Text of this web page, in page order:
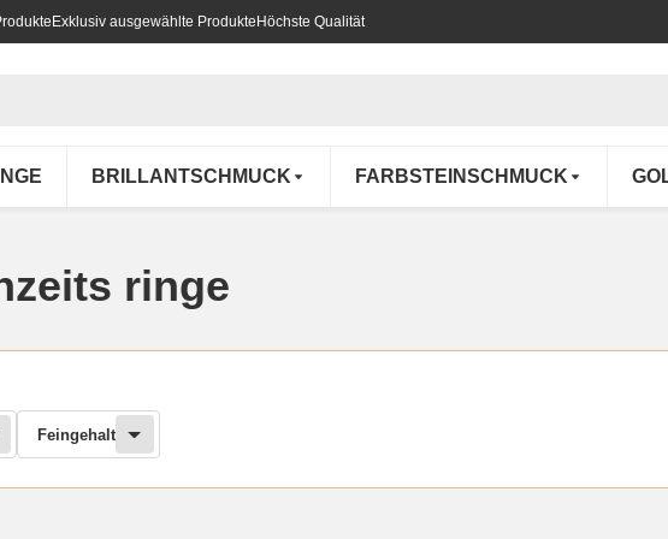
Exklusiv ausgewählte Produkte Höchste Qualität
BRILLANTSCHMUCK FARBSTEINSCHMUCK
ringe
Feingehalt